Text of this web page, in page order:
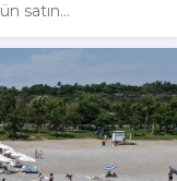
satın...